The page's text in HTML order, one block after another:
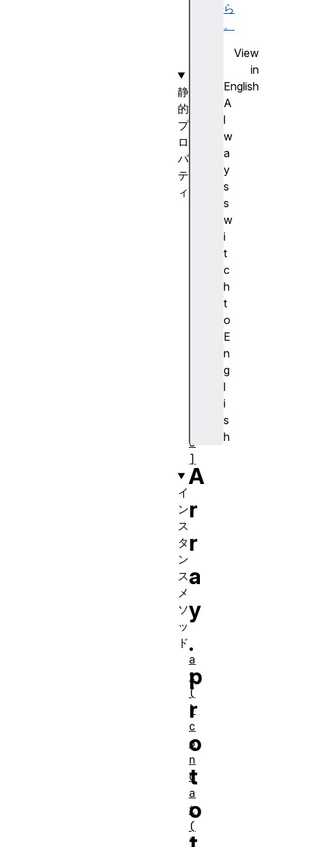
ら
。
View
in
English
A
l
w
a
y
s
s
w
i
t
c
h
t
o
E
n
g
l
i
s
h
A
r
r
a
y
.
p
r
o
t
o
静
的
プ
ロ
パ
テ
ィ
s
]
イ
ン
ス
タ
ン
ス
メ
ソ
ッ
ド
a
t
(
)
c
o
n
c
a
t
(
)